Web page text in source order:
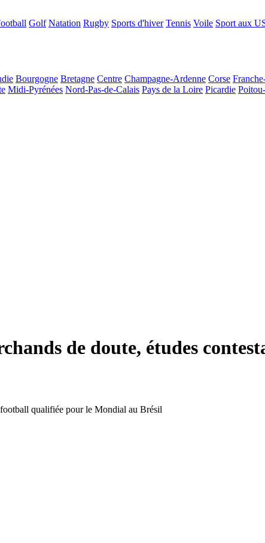
Golf Natation Rugby Sports d'hiver Tennis Voile Sport aux
Bourgogne Bretagne Centre Champagne-Ardenne Corse
Midi-Pyrénées Nord-Pas-de-Calais Pays de la Loire Picardie
de doute, études